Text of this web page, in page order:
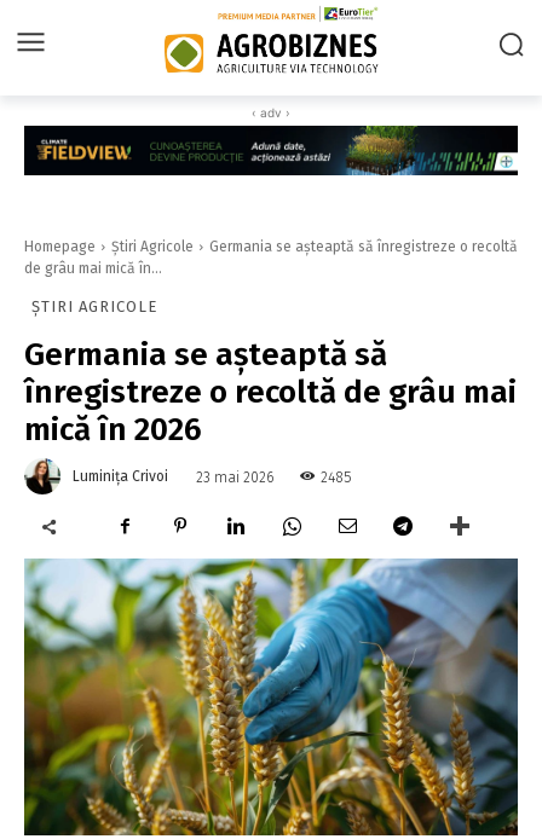
‹ adv ›
Homepage Știri Agricole
Germania se așteaptă să înregistreze o recoltă
de grâu mai mică în...
ȘTIRI AGRICOLE
Germania se așteaptă să
înregistreze o recoltă de grâu mai
mică în 2026
Luminița Crivoi 23 mai 2026 2485